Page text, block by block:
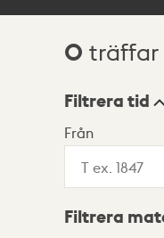
0 träffar
Visningsläge
Lista
Filtrera tid
Från
Filtrera